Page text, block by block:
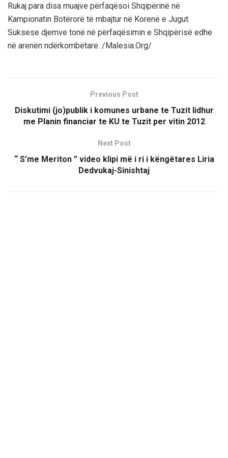
Rukaj para disa muajve përfaqësoi Shqipërinë në
Kampionatin Botërorë të mbajtur në Korenë e Jugut.
Suksese djemve tonë në përfaqësimin e Shqipërisë edhe
në arenën ndërkombëtare. /Malesia.Org/
Previous Post
Diskutimi (jo)publik i komunes urbane te Tuzit lidhur
me Planin financiar te KU te Tuzit per vitin 2012
Next Post
“ S’me Meriton ” video klipi më i ri i këngëtares Liria
Dedvukaj-Sinishtaj